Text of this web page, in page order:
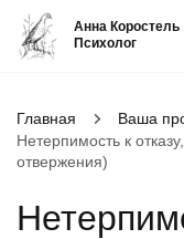
Анна Коростель
Психолог
Абьюз
Агрессия
Детские травмы
Главная Ваша
Нетерпимость к
отвержения)